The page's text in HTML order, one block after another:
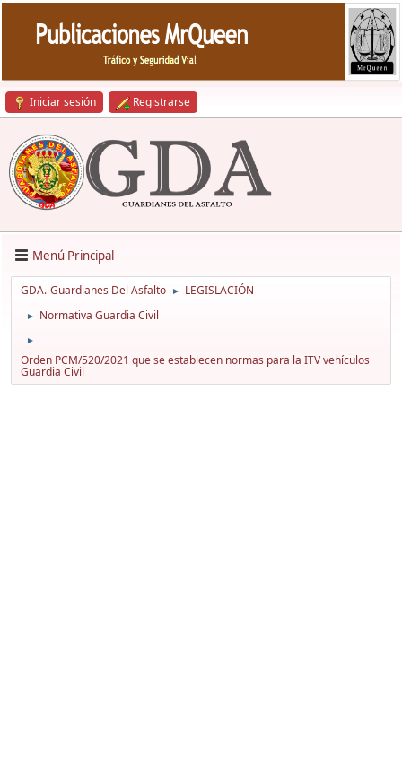
Iniciar sesión Registrarse
Menú Principal
GDA.-Guardianes Del Asfalto ► LEGISLACIÓN
► Normativa Guardia Civil
►
Orden PCM/520/2021 que se establecen normas para la ITV vehículos
Guardia Civil